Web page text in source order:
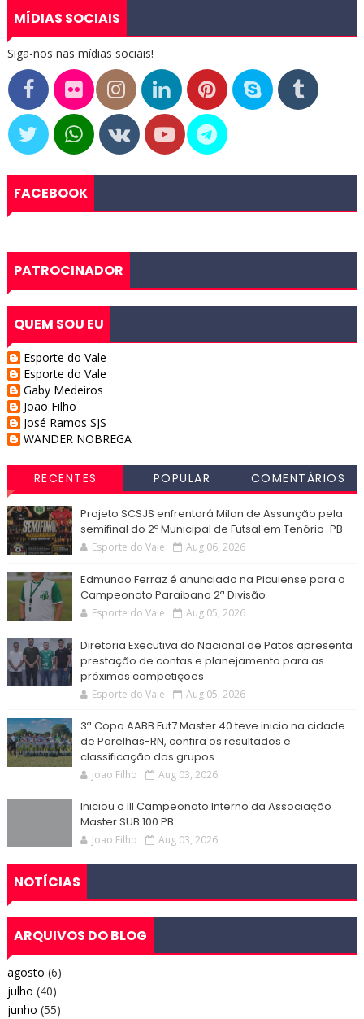
MÍDIAS SOCIAIS
Siga-nos nas mídias sociais!
FACEBOOK
PATROCINADOR
QUEM SOU EU
Esporte do Vale
Esporte do Vale
Gaby Medeiros
Joao Filho
José Ramos SJS
WANDER NOBREGA
RECENTES POPULAR COMENTÁRIOS
Projeto SCSJS enfrentará Milan de Assunção pela
semifinal do 2º Municipal de Futsal em Tenório-PB
Esporte do Vale Aug 06, 2026
Edmundo Ferraz é anunciado na Picuiense para o
Campeonato Paraibano 2ª Divisão
Esporte do Vale Aug 05, 2026
Diretoria Executiva do Nacional de Patos apresenta
prestação de contas e planejamento para as
próximas competições
Esporte do Vale Aug 05, 2026
3ª Copa AABB Fut7 Master 40 teve inicio na cidade
de Parelhas-RN, confira os resultados e
classificação dos grupos
Joao Filho Aug 03, 2026
Iniciou o III Campeonato Interno da Associação
Master SUB 100 PB
Joao Filho Aug 03, 2026
NOTÍCIAS
ARQUIVOS DO BLOG
agosto (6)
julho (40)
junho (55)